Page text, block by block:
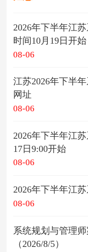
2026年下半年江
时间10月19日开始
08-06
江苏2026年下半
网址
08-06
2026年下半年江
17日9:00开始
08-06
2026年下半年江
08-06
系统规划与管理
（2026/8/5）